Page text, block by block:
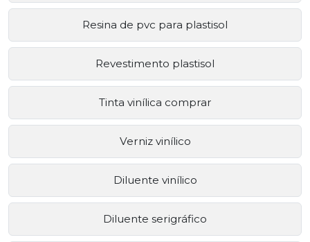
Resina de pvc para plastisol
Revestimento plastisol
Tinta vinílica comprar
Verniz vinílico
Diluente vinílico
Diluente serigráfico